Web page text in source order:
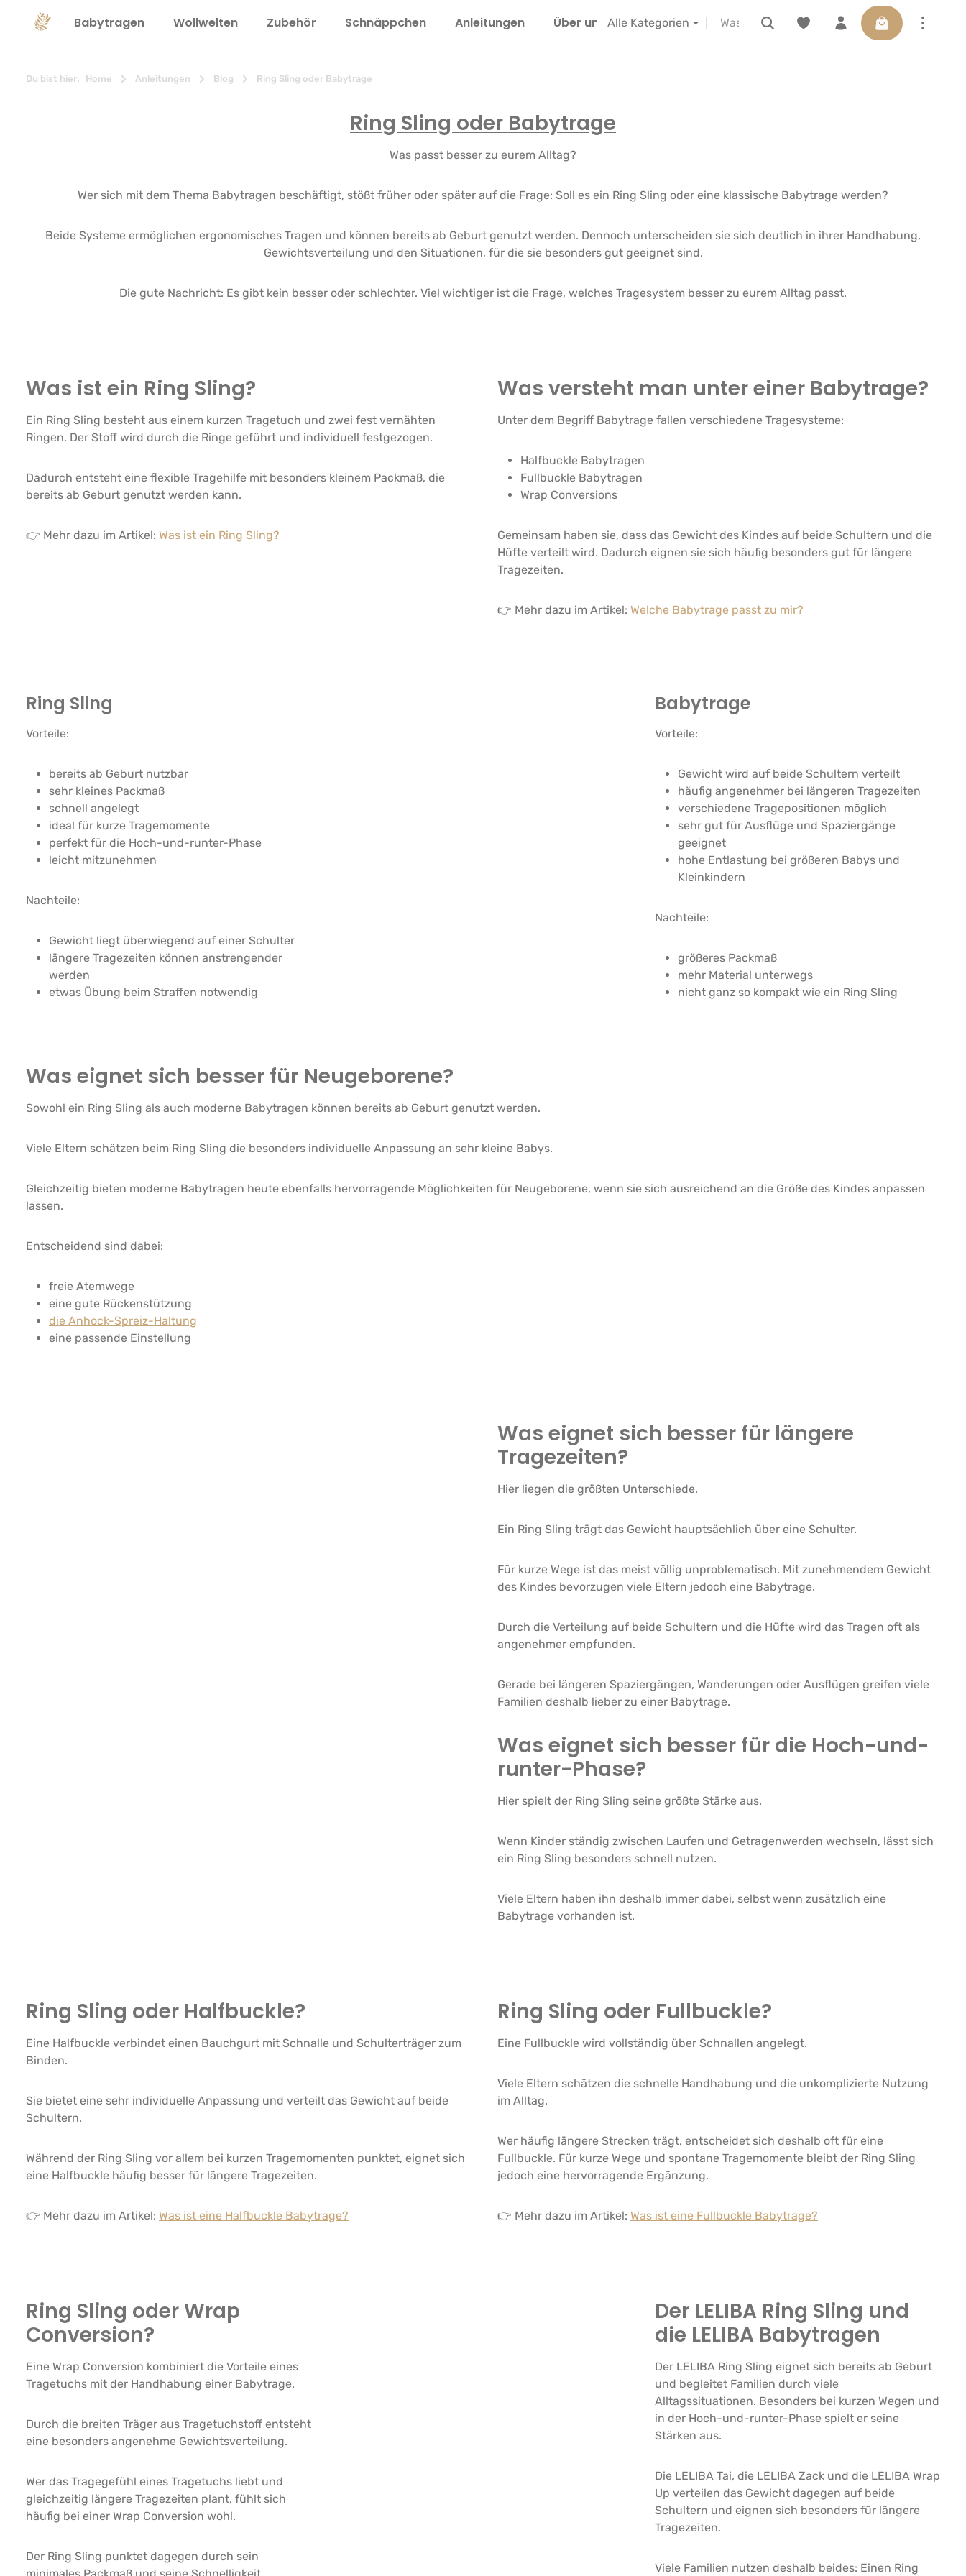
Zur Hauptnavigation springen
Babytragen Wollwelten Zubehör Schnäppchen Anleitungen Über uns LELIBA vor Ort erleben Gutscheine
Alle Kategorien
Warenkorb
Du bist hier: Home Anleitungen Blog Ring Sling oder Babytrage
Ring Sling oder Babytrage
Was passt besser zu eurem Alltag?
Wer sich mit dem Thema Babytragen beschäftigt, stößt früher oder später auf die Frage: Soll es ein Ring Sling oder eine klassische Babytrage werden?
Beide Systeme ermöglichen ergonomisches Tragen und können bereits ab Geburt genutzt werden. Dennoch unterscheiden sie sich deutlich in ihrer Handhabung,
Gewichtsverteilung und den Situationen, für die sie besonders gut geeignet sind.
Die gute Nachricht: Es gibt kein besser oder schlechter. Viel wichtiger ist die Frage, welches Tragesystem besser zu eurem Alltag passt.
Was ist ein Ring Sling?
Ein Ring Sling besteht aus einem kurzen Tragetuch und zwei fest vernähten
Ringen. Der Stoff wird durch die Ringe geführt und individuell festgezogen.
Dadurch entsteht eine flexible Tragehilfe mit besonders kleinem Packmaß, die
bereits ab Geburt genutzt werden kann.
👉 Mehr dazu im Artikel: Was ist ein Ring Sling?
Was versteht man unter einer Babytrage?
Unter dem Begriff Babytrage fallen verschiedene Tragesysteme:
Halfbuckle Babytragen
Fullbuckle Babytragen
Wrap Conversions
Gemeinsam haben sie, dass das Gewicht des Kindes auf beide Schultern und die
Hüfte verteilt wird. Dadurch eignen sie sich häufig besonders gut für längere
Tragezeiten.
👉 Mehr dazu im Artikel: Welche Babytrage passt zu mir?
Ring Sling
Vorteile:
bereits ab Geburt nutzbar
sehr kleines Packmaß
schnell angelegt
ideal für kurze Tragemomente
perfekt für die Hoch-und-runter-Phase
leicht mitzunehmen
Nachteile:
Gewicht liegt überwiegend auf einer Schulter
längere Tragezeiten können anstrengender
werden
etwas Übung beim Straffen notwendig
Babytrage
Vorteile:
Gewicht wird auf beide Schultern verteilt
häufig angenehmer bei längeren Tragezeiten
verschiedene Tragepositionen möglich
sehr gut für Ausflüge und Spaziergänge
geeignet
hohe Entlastung bei größeren Babys und
Kleinkindern
Nachteile:
größeres Packmaß
mehr Material unterwegs
nicht ganz so kompakt wie ein Ring Sling
Was eignet sich besser für Neugeborene?
Sowohl ein Ring Sling als auch moderne Babytragen können bereits ab Geburt genutzt werden.
Viele Eltern schätzen beim Ring Sling die besonders individuelle Anpassung an sehr kleine Babys.
Gleichzeitig bieten moderne Babytragen heute ebenfalls hervorragende Möglichkeiten für Neugeborene, wenn sie sich ausreichend an die Größe des Kindes anpassen
lassen.
Entscheidend sind dabei:
freie Atemwege
eine gute Rückenstützung
die Anhock-Spreiz-Haltung
eine passende Einstellung
Was eignet sich besser für längere
Tragezeiten?
Hier liegen die größten Unterschiede.
Ein Ring Sling trägt das Gewicht hauptsächlich über eine Schulter.
Für kurze Wege ist das meist völlig unproblematisch. Mit zunehmendem Gewicht
des Kindes bevorzugen viele Eltern jedoch eine Babytrage.
Durch die Verteilung auf beide Schultern und die Hüfte wird das Tragen oft als
angenehmer empfunden.
Gerade bei längeren Spaziergängen, Wanderungen oder Ausflügen greifen viele
Familien deshalb lieber zu einer Babytrage.
Was eignet sich besser für die Hoch-und-
runter-Phase?
Hier spielt der Ring Sling seine größte Stärke aus.
Wenn Kinder ständig zwischen Laufen und Getragenwerden wechseln, lässt sich
ein Ring Sling besonders schnell nutzen.
Viele Eltern haben ihn deshalb immer dabei, selbst wenn zusätzlich eine
Babytrage vorhanden ist.
Ring Sling oder Halfbuckle?
Eine Halfbuckle verbindet einen Bauchgurt mit Schnalle und Schulterträger zum
Binden.
Sie bietet eine sehr individuelle Anpassung und verteilt das Gewicht auf beide
Schultern.
Während der Ring Sling vor allem bei kurzen Tragemomenten punktet, eignet sich
eine Halfbuckle häufig besser für längere Tragezeiten.
👉 Mehr dazu im Artikel: Was ist eine Halfbuckle Babytrage?
Ring Sling oder Fullbuckle?
Eine Fullbuckle wird vollständig über Schnallen angelegt.
Viele Eltern schätzen die schnelle Handhabung und die unkomplizierte Nutzung
im Alltag.
Wer häufig längere Strecken trägt, entscheidet sich deshalb oft für eine
Fullbuckle. Für kurze Wege und spontane Tragemomente bleibt der Ring Sling
jedoch eine hervorragende Ergänzung.
👉 Mehr dazu im Artikel: Was ist eine Fullbuckle Babytrage?
Ring Sling oder Wrap
Conversion?
Eine Wrap Conversion kombiniert die Vorteile eines
Tragetuchs mit der Handhabung einer Babytrage.
Durch die breiten Träger aus Tragetuchstoff entsteht
eine besonders angenehme Gewichtsverteilung.
Wer das Tragegefühl eines Tragetuchs liebt und
gleichzeitig längere Tragezeiten plant, fühlt sich
häufig bei einer Wrap Conversion wohl.
Der Ring Sling punktet dagegen durch sein
Der LELIBA Ring Sling und
die LELIBA Babytragen
Der LELIBA Ring Sling eignet sich bereits ab Geburt
und begleitet Familien durch viele
Alltagssituationen. Besonders bei kurzen Wegen und
in der Hoch-und-runter-Phase spielt er seine
Stärken aus.
Die LELIBA Tai, die LELIBA Zack und die LELIBA Wrap
Up verteilen das Gewicht dagegen auf beide
Schultern und eignen sich besonders für längere
Tragezeiten.
Viele Familien nutzen deshalb beides: Einen Ring